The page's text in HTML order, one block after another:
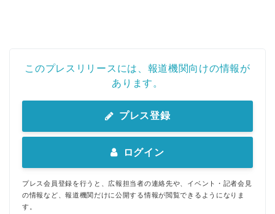
このプレスリリースには、報道機関向けの情報が
あります。
プレス登録
ログイン
プレス会員登録を行うと、広報担当者の連絡先や、イベント・記者会見
の情報など、報道機関だけに公開する情報が閲覧できるようになりま
す。